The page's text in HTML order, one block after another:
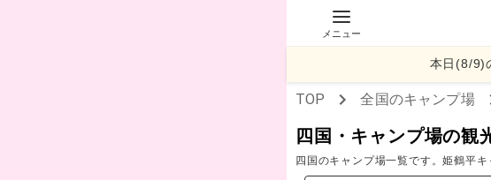
メニュー
本日(8/9)
TOP 全国のキャンプ場
四国・キャンプ場の観
四国のキャンプ場一覧です。姫鶴平